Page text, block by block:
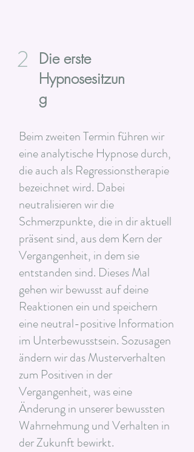
2
Die erste
Hypnosesitzun
g
Beim zweiten Termin führen wir
eine analytische Hypnose durch,
die auch als Regressionstherapie
bezeichnet wird. Dabei
neutralisieren wir die
Schmerzpunkte, die in dir aktuell
präsent sind, aus dem Kern der
Vergangenheit, in dem sie
entstanden sind. Dieses Mal
gehen wir bewusst auf deine
Reaktionen ein und speichern
eine neutral-positive Information
im Unterbewusstsein. Sozusagen
ändern wir das Musterverhalten
zum Positiven in der
Vergangenheit, was eine
Änderung in unserer bewussten
Wahrnehmung und Verhalten in
der Zukunft bewirkt.